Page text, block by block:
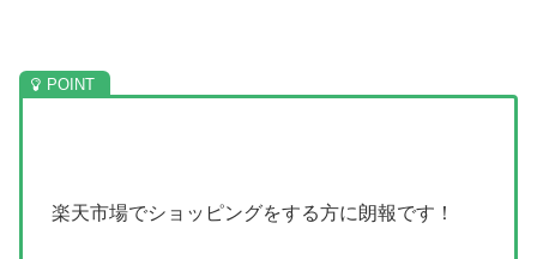
楽天市場でショッピングをする方に朗報です！